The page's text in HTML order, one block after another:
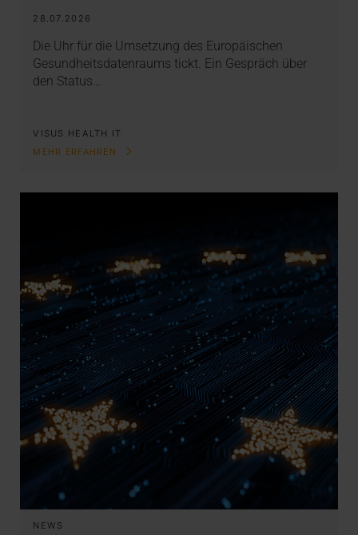
28.07.2026
Die Uhr für die Umsetzung des Europäischen
Gesundheitsdatenraums tickt. Ein Gespräch über
den Status…
VISUS HEALTH IT
MEHR ERFAHREN
NEWS